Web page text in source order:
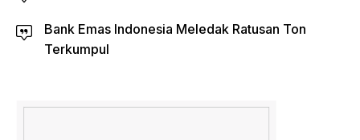
Bank Emas Indonesia Meledak Ratusan Ton
Terkumpul